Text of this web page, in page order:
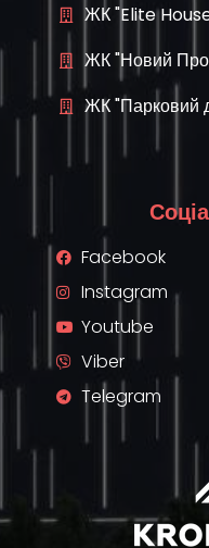
ЖК "Elite
ЖК "Новий
ЖК "Парковий
Facebook
Instagram
Youtube
Viber
Telegram